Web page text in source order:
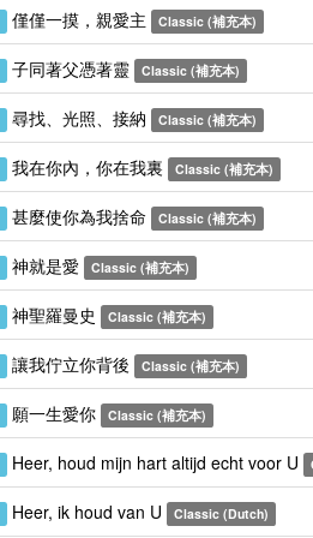
僅僅一摸，親愛主 Classic (補充本)
子同著父憑著靈 Classic (補充本)
尋找、光照、接納 Classic (補充本)
我在你內，你在我裏 Classic (補充本)
甚麼使你為我捨命 Classic (補充本)
神就是愛 Classic (補充本)
神聖羅曼史 Classic (補充本)
讓我佇立你背後 Classic (補充本)
願一生愛你 Classic (補充本)
Heer, houd mijn hart altijd echt voor U
Heer, ik houd van U Classic (Dutch)